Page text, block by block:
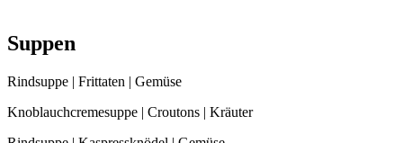
Suppen
Rindsuppe | Frittaten | Gemüse
Knoblauchcremesuppe | Croutons | Kräuter